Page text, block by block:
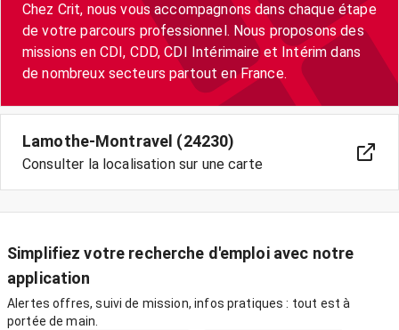
Chez Crit, nous vous accompagnons dans chaque étape
de votre parcours professionnel. Nous proposons des
missions en CDI, CDD, CDI Intérimaire et Intérim dans
Lamothe-Montravel (24230)
Consulter la localisation sur une carte
Simplifiez votre recherche d'emploi avec notre
application
Alertes offres, suivi de mission, infos pratiques : tout est à
portée de main.